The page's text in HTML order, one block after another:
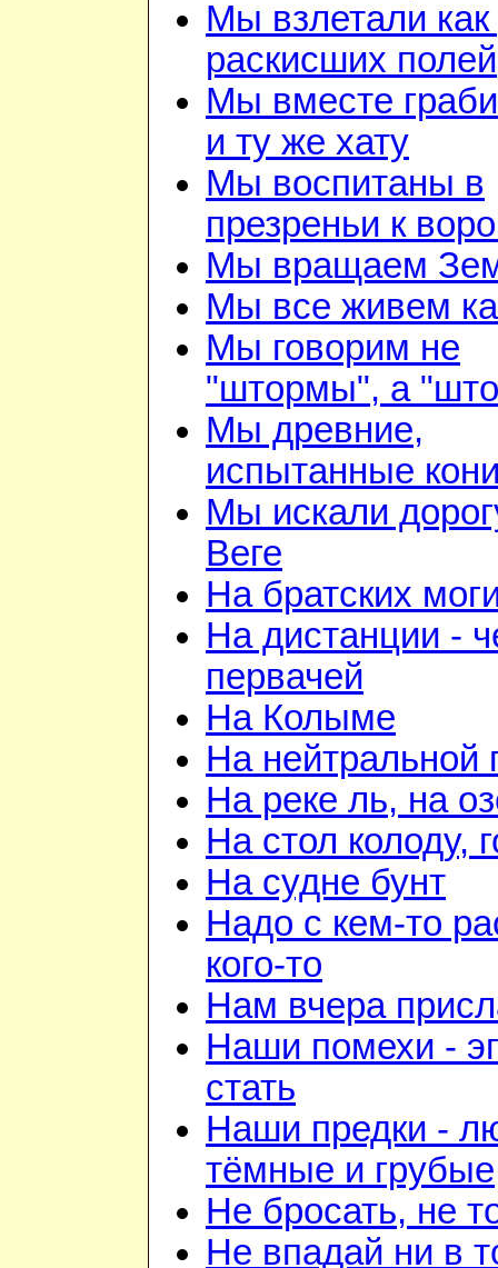
Мы взлетали как
раскисших полей
Мы вместе
и ту же хату
Мы воспитаны в
презреньи к
Мы вращаем
Мы все живем
Мы говорим не
"штормы", а
Мы древние,
испытанные
Мы искали
Веге
На братских
На дистанции -
первачей
На Колыме
На нейтральной
На реке ль, на
На стол колоду,
На судне бунт
Надо с кем-то
кого-то
Нам вчера
Наши помехи -
стать
Наши предки -
тёмные и грубые
Не бросать, не
Не впадай ни в